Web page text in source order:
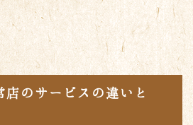
のサービスの違いと